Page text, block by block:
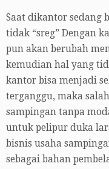
Saat dikantor sedang
tidak “sreg” Dengan
pun akan berubah
kemudian hal yang
kantor bisa menjadi
terganggu, maka
sampingan tanpa
untuk pelipur duka
bisnis usaha
sebagai bahan